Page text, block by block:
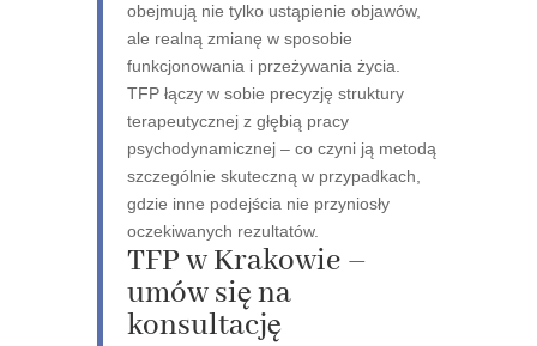
obejmują nie tylko ustąpienie objawów,
ale realną zmianę w sposobie
funkcjonowania i przeżywania życia.
TFP łączy w sobie precyzję struktury
terapeutycznej z głębią pracy
psychodynamicznej – co czyni ją metodą
szczególnie skuteczną w przypadkach,
gdzie inne podejścia nie przyniosły
oczekiwanych rezultatów.
TFP w Krakowie –
umów się na
konsultację